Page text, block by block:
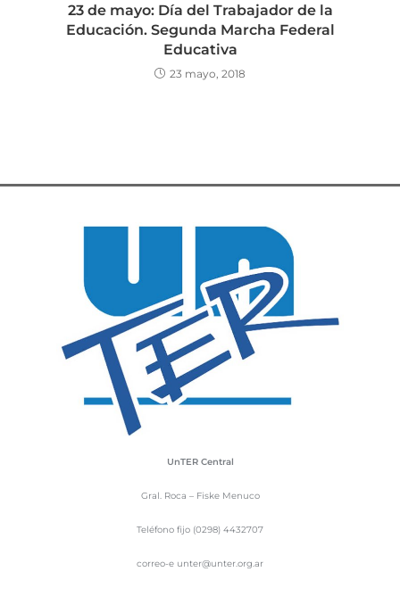
23 de mayo: Día del Trabajador de la
Educación. Segunda Marcha Federal
Educativa
23 mayo, 2018
UnTER Central
Gral. Roca – Fiske Menuco
Teléfono fijo (0298) 4432707
correo-e unter@unter.org.ar